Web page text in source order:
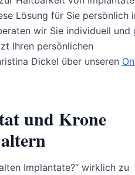
Lösung für Sie persönlich
wir Sie individuell und
Ihren persönlichen
Dickel über unseren
und Krone
Implantate?“ wirklich zu